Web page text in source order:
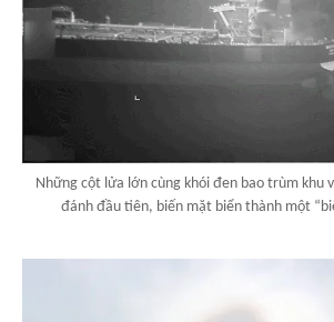
Những cột lửa lớn cùng khói đen bao trùm khu
đánh đầu tiên, biến mặt biển thành một